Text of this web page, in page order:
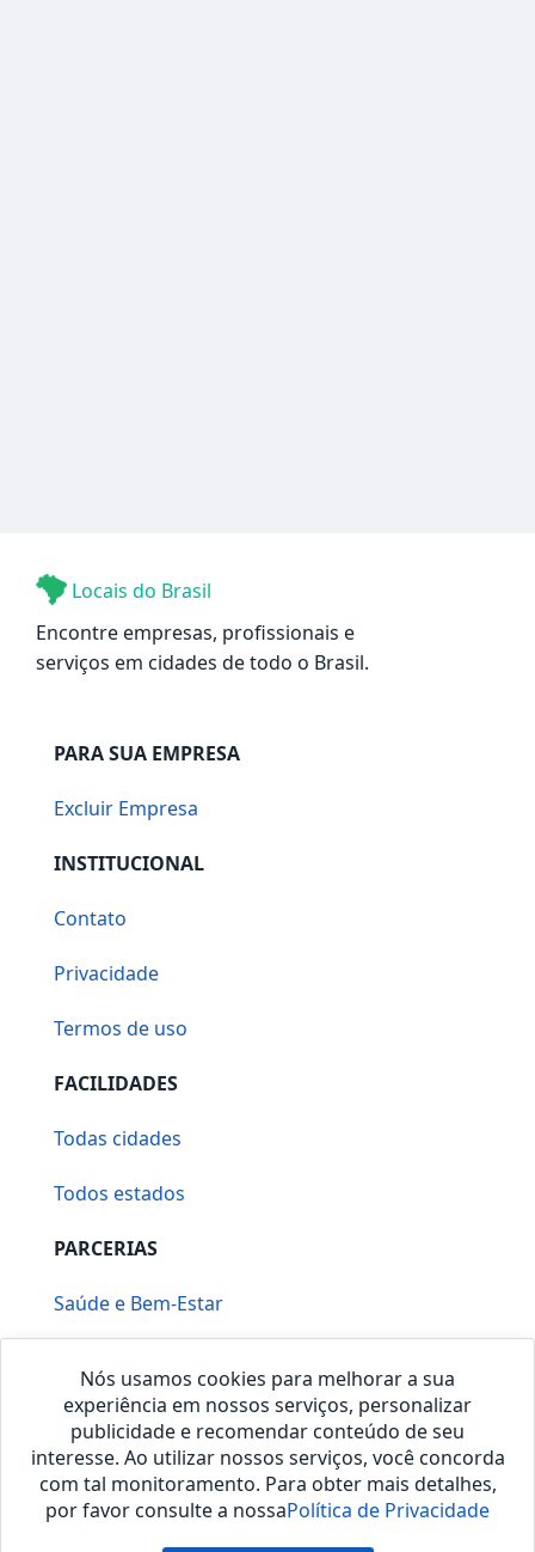
Locais do Brasil
Encontre empresas, profissionais e
serviços em cidades de todo o Brasil.
PARA SUA EMPRESA
Excluir Empresa
INSTITUCIONAL
Contato
Privacidade
Termos de uso
FACILIDADES
Todas cidades
Todos estados
PARCERIAS
Saúde e Bem-Estar
Nós usamos cookies para melhorar a sua
experiência em nossos serviços, personalizar
publicidade e recomendar conteúdo de seu
interesse. Ao utilizar nossos serviços, você concorda
com tal monitoramento. Para obter mais detalhes,
por favor consulte a nossaPolítica de Privacidade